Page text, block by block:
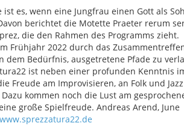
ist es, wenn eine Jungfrau einen Gott als
berichtet die Motette Praeter rerum
die den Rahmen des Programms zieht.
Frühjahr 2022 durch das
dem Bedürfnis, ausgetretene Pfade zu
ist neben einer profunden Kenntnis
Freude am Improvisieren, an Folk und
kommen noch die Lust am
große Spielfreude. Andreas Arend, June
www.sprezzatura22.de